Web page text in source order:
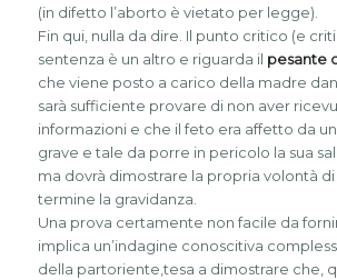
(in difetto l’aborto è vietato per legge).
Fin qui, nulla da dire. Il punto critico (e
sentenza è un altro e riguarda il pesante
che viene posto a carico della madre
sarà sufficiente provare di non aver
informazioni e che il feto era affetto da
grave e tale da porre in pericolo la sua
ma dovrà dimostrare la propria volontà
termine la gravidanza.
Una prova certamente non facile da
implica un’indagine conoscitiva
della partoriente,tesa a dimostrare che,